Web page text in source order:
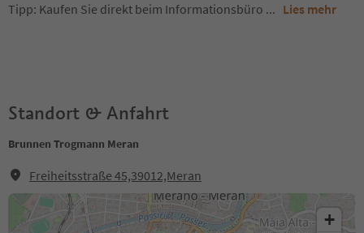
Tipp: Kaufen Sie direkt beim Informationsbüro ... Lies mehr
Standort & Anfahrt
Brunnen Trogmann Meran
Freiheitsstraße 45,39012,Meran
+